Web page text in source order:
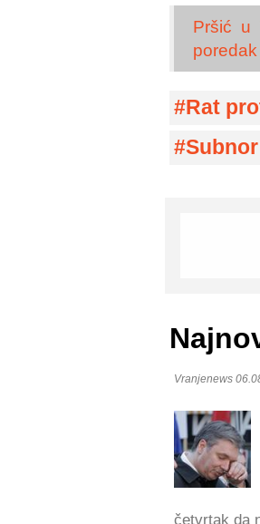
Pršić u
Rat
Subnor
Vranjenews
četvrtak da